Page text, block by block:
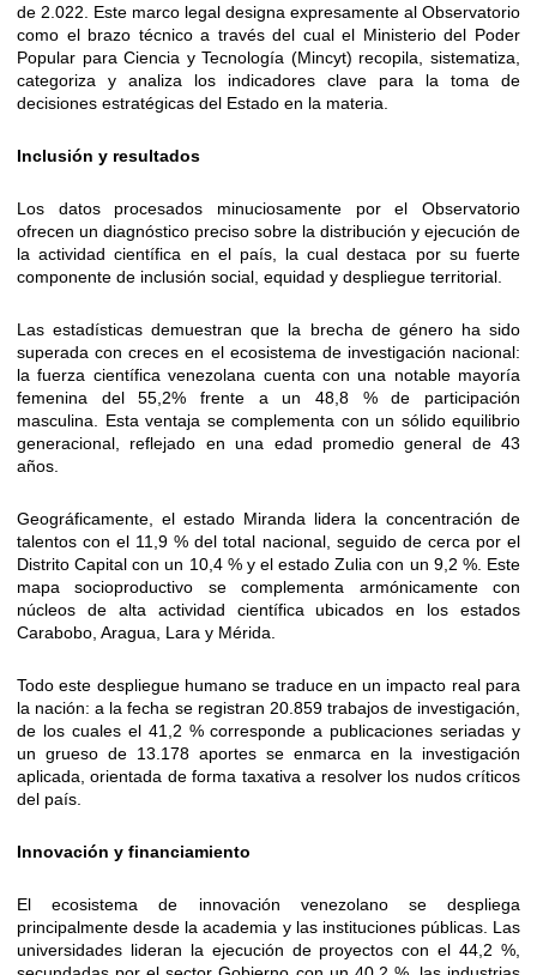
de 2.022. Este marco legal designa expresamente al Observatorio
como el brazo técnico a través del cual el Ministerio del Poder
Popular para Ciencia y Tecnología (Mincyt) recopila, sistematiza,
categoriza y analiza los indicadores clave para la toma de
decisiones estratégicas del Estado en la materia.
Inclusión y resultados
Los datos procesados minuciosamente por el Observatorio
ofrecen un diagnóstico preciso sobre la distribución y ejecución de
la actividad científica en el país, la cual destaca por su fuerte
componente de inclusión social, equidad y despliegue territorial.
Las estadísticas demuestran que la brecha de género ha sido
superada con creces en el ecosistema de investigación nacional:
la fuerza científica venezolana cuenta con una notable mayoría
femenina del 55,2% frente a un 48,8 % de participación
masculina. Esta ventaja se complementa con un sólido equilibrio
generacional, reflejado en una edad promedio general de 43
años.
Geográficamente, el estado Miranda lidera la concentración de
talentos con el 11,9 % del total nacional, seguido de cerca por el
Distrito Capital con un 10,4 % y el estado Zulia con un 9,2 %. Este
mapa socioproductivo se complementa armónicamente con
núcleos de alta actividad científica ubicados en los estados
Carabobo, Aragua, Lara y Mérida.
Todo este despliegue humano se traduce en un impacto real para
la nación: a la fecha se registran 20.859 trabajos de investigación,
de los cuales el 41,2 % corresponde a publicaciones seriadas y
un grueso de 13.178 aportes se enmarca en la investigación
aplicada, orientada de forma taxativa a resolver los nudos críticos
del país.
Innovación y financiamiento
El ecosistema de innovación venezolano se despliega
principalmente desde la academia y las instituciones públicas. Las
universidades lideran la ejecución de proyectos con el 44,2 %,